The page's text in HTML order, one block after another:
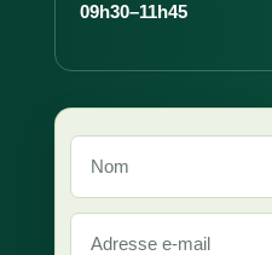
09h30–11h45